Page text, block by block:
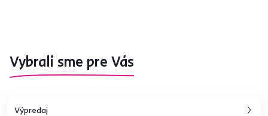
Vybrali sme pre Vás
Výpredaj